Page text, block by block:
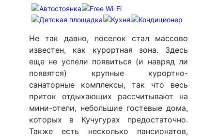
Не так давно, поселок стал массово
известен, как курортная зона. Здесь
еще не успели появиться (и навряд ли
появятся) крупные курортно-
санаторные комплексы, так что весь
приток отдыхающих рассчитывают на
мини-отели, небольшие гостевые дома,
которых в Кучугурах предостаточно.
Также есть несколько пансионатов,